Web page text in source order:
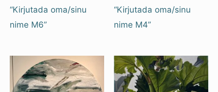
“Kirjutada oma/sinu
nime M6”
“Kirjutada oma/sinu
nime M4”